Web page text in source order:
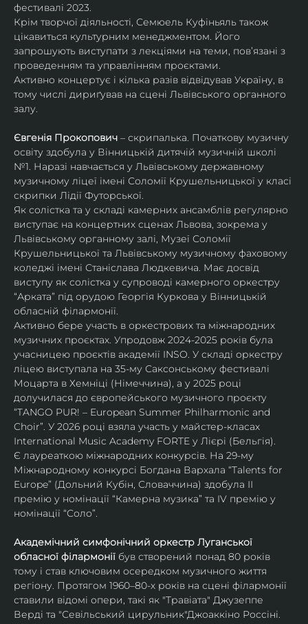
фестивалі 2023.
Крім творчої діяльності, Семюель Куфіньяль також
цікавиться культурним менеджментом. Його
запрошують виступати з лекціями на теми, пов’язані з
проведенням та управлінням проєктами.
Активно концертує і кілька разів відвідував Україну, в
тому числі дириґував на сцені Львівського органного
залу.
Євгенія Прокопович – скрипалька. Початкову музичну
освіту здобула у Вінницькій дитячій музичній школі
№1. Наразі навчається у Львівському державному
музичному ліцеї імені Соломії Крушельницької у класі
скрипки Лідії Футорської.
Як солістка та у складі камерних ансамблів регулярно
виступає на концертних сценах Львова, зокрема у
Львівському органному залі, Музеї Соломії
Крушельницької та Львівському музичному фаховому
коледжі імені Станіслава Людкевича. Має досвід
виступу як солістка у супроводі камерного оркестру
“Арката” під орудою Георгія Куркова у Вінницькій
обласній філармонії.
Активно бере участь в оркестрових та міжнародних
музичних проєктах. Упродовж 2024-2025 років була
учасницею проєктів академії INSO. У складі оркестру
ліцею виступала на 35-му Саксонському фестивалі
Моцарта в Хемніці (Німеччина), а у 2025 році
долучилася до європейського музичного проєкту
“TANGO PUR! – European Summer Philharmonic and
Choir”. У 2026 році взяла участь у майстер-класах
International Music Academy FORTE у Лієрі (Бельгія).
Є лауреаткою міжнародних конкурсів. На 29-му
Міжнародному конкурсі Богдана Вархала “Talents for
Europe” (Дольний Кубін, Словаччина) здобула ІІ
премію у номінації “Камерна музика” та IV премію у
номінації “Соло”.
Академічний симфонічний оркестр Луганської
обласної філармонії був створений понад 80 років
тому і став ключовим осередком музичного життя
регіону. Протягом 1960–80-х років на сцені філармонії
ставили відомі опери, такі як "Травіата" Джузеппе
Верді та "Севільський цирульник"Джоаккіно Россіні.